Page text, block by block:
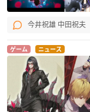
今井祝雄 中田祝夫
ゲーム ニュース